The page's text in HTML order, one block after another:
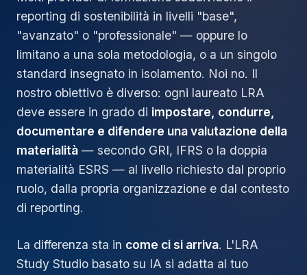
reporting di sostenibilità in livelli "base",
"avanzato" o "professionale" — oppure lo
limitano a una sola metodologia, o a un singolo
standard insegnato in isolamento. Noi no. Il
nostro obiettivo è diverso: ogni laureato LRA
deve essere in grado di impostare, condurre,
documentare e difendere una valutazione della
materialità — secondo GRI, IFRS o la doppia
materialità ESRS — al livello richiesto dal proprio
ruolo, dalla propria organizzazione e dal contesto
di reporting.
La differenza sta in come ci si arriva. L'LRA
Study Studio basato su IA si adatta al tuo